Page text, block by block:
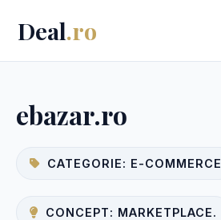
Deal.ro
ebazar.ro
CATEGORIE: E-COMMERCE
CONCEPT: MARKETPLACE.